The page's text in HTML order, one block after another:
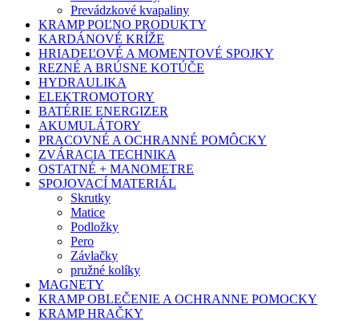
Prevádzkové kvapaliny
KRAMP POĽNO PRODUKTY
KARDÁNOVÉ KRÍŽE
HRIADEĽOVÉ A MOMENTOVÉ SPOJKY
REZNÉ A BRÚSNE KOTÚČE
HYDRAULIKA
ELEKTROMOTORY
BATÉRIE ENERGIZER
AKUMULÁTORY
PRACOVNÉ A OCHRANNÉ POMÔCKY
ZVÁRACIA TECHNIKA
OSTATNÉ + MANOMETRE
SPOJOVACÍ MATERIÁL
Skrutky
Matice
Podložky
Pero
Závlačky
pružné kolíky
MAGNETY
KRAMP OBLEČENIE A OCHRANNE POMOCKY
KRAMP HRAČKY